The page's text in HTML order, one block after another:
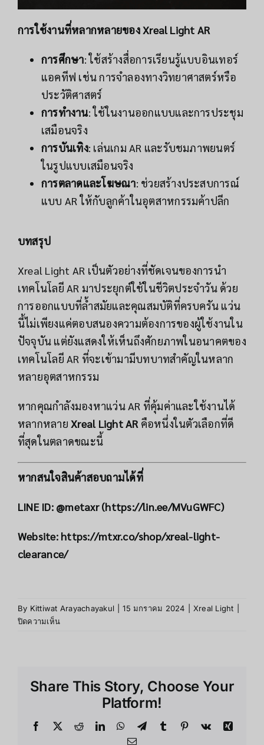
การใช้งานที่หลากหลายของ Xreal Light AR
การศึกษา: ใช้สร้างสื่อการเรียนรู้แบบอินเทอร์
แอคทีฟ เช่น การจำลองทางวิทยาศาสตร์หรือ
ประวัติศาสตร์
การทำงาน: ใช้ในงานออกแบบและการประชุม
เสมือนจริง
การบันเทิง: เล่นเกม AR และรับชมภาพยนตร์
ในรูปแบบเสมือนจริง
การตลาดและโฆษณา: ช่วยสร้างประสบการณ์
แบบ AR ให้กับลูกค้าในอุตสาหกรรมค้าปลีก
บทสรุป
Xreal Light AR เป็นตัวอย่างที่ชัดเจนของการนำ
เทคโนโลยี AR มาประยุกต์ใช้ในชีวิตประจำวัน ด้วย
การออกแบบที่ล้ำสมัยและคุณสมบัติที่ครบครัน แว่น
นี้ไม่เพียงแค่ตอบสนองความต้องการของผู้ใช้งานใน
ปัจจุบัน แต่ยังแสดงให้เห็นถึงศักยภาพในอนาคตของ
เทคโนโลยี AR ที่จะเข้ามามีบทบาทสำคัญในหลาก
หลายอุตสาหกรรม
หากคุณกำลังมองหาแว่น AR ที่คุ้มค่าและใช้งานได้
หลากหลายXreal Light AR คือหนึ่งในตัวเลือกที่ดี
ที่สุดในตลาดขณะนี้
หากสนใจสินค้าสอบถามได้ที่
LINE ID: @metaxr (https://lin.ee/MVuGWFC)
Website:https://mtxr.co/shop/xreal-light-
clearance/
By Kittiwat Arayachayakul 15 มกราคม 2024 Xreal Light
ปิดความเห็นบน
ของ
Share This Story, Choose Your
Platform!
Facebook
X RedditLinkedInWhatsApp
TelegramTumblr Pinterest
Vk
Xing
Email